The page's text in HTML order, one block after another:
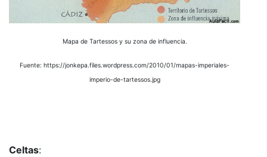
Mapa de Tartessos y su zona de influencia.
Fuente: https://jonkepa.files.wordpress.com/2010/01/mapas-imperiales-
imperio-de-tartessos.jpg
Celtas: